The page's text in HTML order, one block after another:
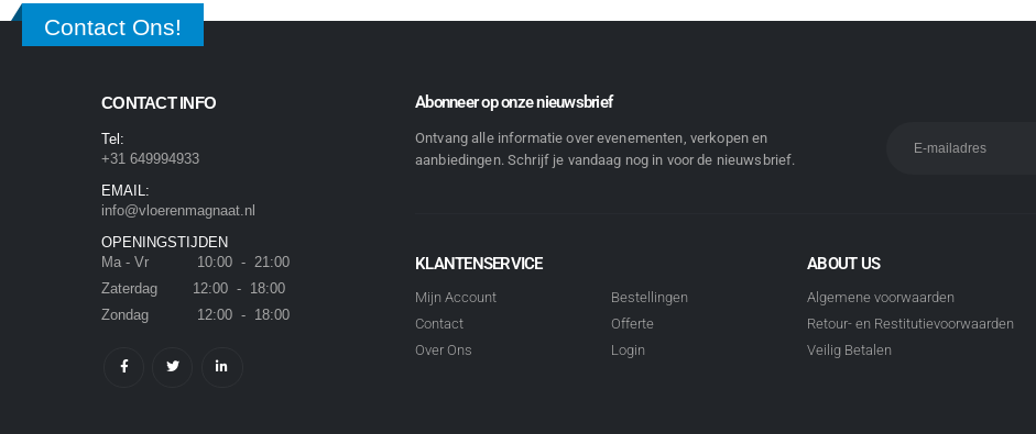
Contact Ons!
CONTACT INFO
Tel:
+31 649994933
EMAIL:
info@vloerenmagnaat.nl
OPENINGSTIJDEN
Ma - Vr 10:00 - 21:00
Zaterdag 12:00 - 18:00
Zondag 12:00 - 18:00
Abonneer op onze nieuwsbrief
Ontvang alle informatie over evenementen, verkopen en
aanbiedingen. Schrijf je vandaag nog in voor de nieuwsbrief.
KLANTENSERVICE
Mijn Account
Contact
Over Ons
Bestellingen
Offerte
Login
ABOUT US
Algemene voorwaarden
Retour- en Restitutievoorwaarden
Veilig Betalen